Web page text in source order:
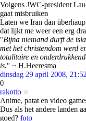
Volgens JWC-president
gaat misbruiken
Laten we Iran dan
dat lijkt me weer een erg
"Bijna niemand durft de
met het christendom werd
totalitaire en
is." ~ H.Heeresma
dinsdag 29 april 2008,
0
rakotto
Anime, patat en video
Dus als het andere landen
goed? foto